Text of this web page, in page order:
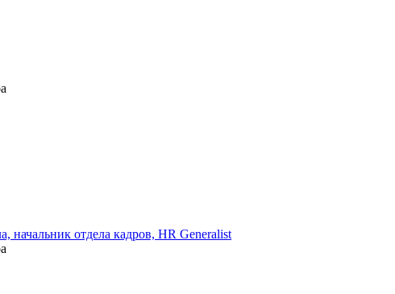
начальник отдела кадров, HR Generalist